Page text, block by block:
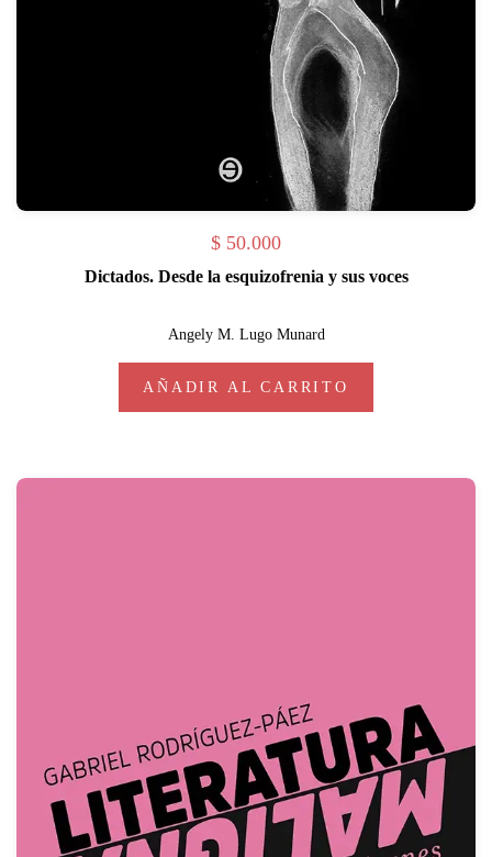
$ 50.000
Dictados. Desde la esquizofrenia y sus voces
Angely M. Lugo Munard
AÑADIR AL CARRITO